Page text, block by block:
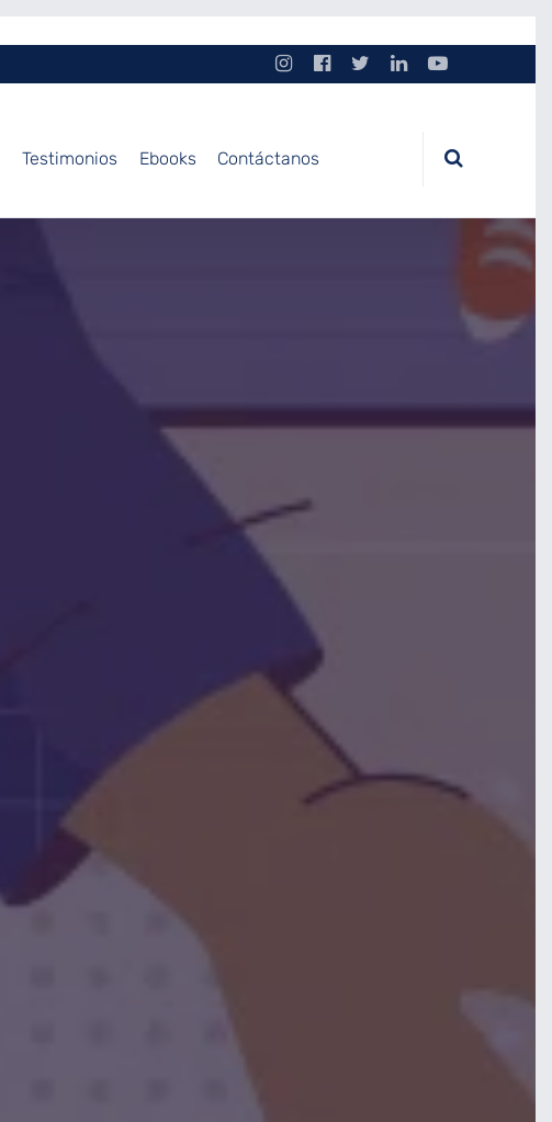
Testimonios Ebooks Contáctanos